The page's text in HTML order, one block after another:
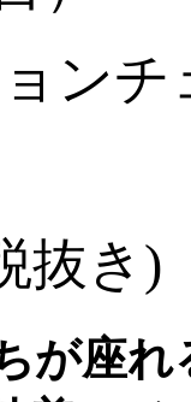
ンチ
抜き)
が座